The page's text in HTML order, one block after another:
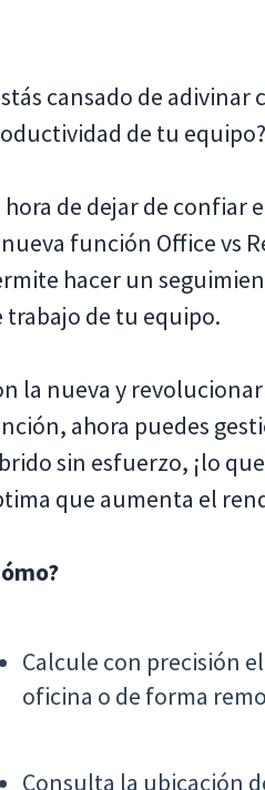
cansado de
de tu equipo?
hora de dejar de confiar
función Office vs
hacer un
trabajo de tu equipo.
la nueva y
ahora puedes
sin esfuerzo, ¡lo
que aumenta el
Calcule con precisión
oficina o de forma
Consulta la ubicación